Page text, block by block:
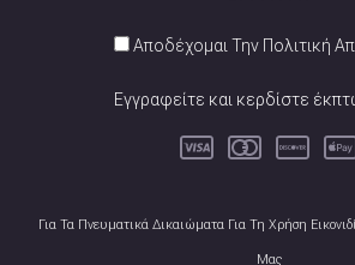
Αποδέχομαι Την Πολιτική
Εγγραφείτε και κερδίστε
Για Τα Πνευματικά Δικαιώματα Για Τη Χρήση
Μας